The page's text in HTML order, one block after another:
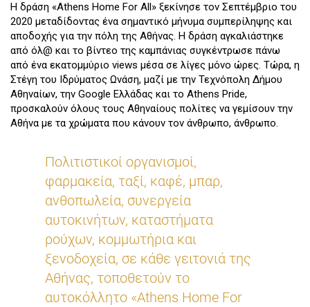
H δράση «Athens Home For All» ξεκίνησε τον Σεπτέμβριο του
2020 μεταδίδοντας ένα σημαντικό μήνυμα συμπερίληψης και
αποδοχής για την πόλη της Αθήνας. Η δράση αγκαλιάστηκε
από όλ@ και το βίντεο της καμπάνιας συγκέντρωσε πάνω
από ένα εκατομμύριο views μέσα σε λίγες μόνο ώρες. Τώρα, η
Στέγη του Ιδρύματος Ωνάση, μαζί με την Τεχνόπολη Δήμου
Αθηναίων, την Google Ελλάδας και το Athens Pride,
προσκαλούν όλους τους Αθηναίους πολίτες να γεμίσουν την
Αθήνα με τα χρώματα που κάνουν τον άνθρωπο, άνθρωπο.
Πολιτιστικοί οργανισμοί,
φαρμακεία, ταξί, καφέ, μπαρ,
ανθοπωλεία, συνεργεία
αυτοκινήτων, καταστήματα
ρούχων, κομμωτήρια και
ξενοδοχεία, σε κάθε γειτονιά της
Αθήνας, τοποθετούν το
αυτοκόλλητο «Athens Home For